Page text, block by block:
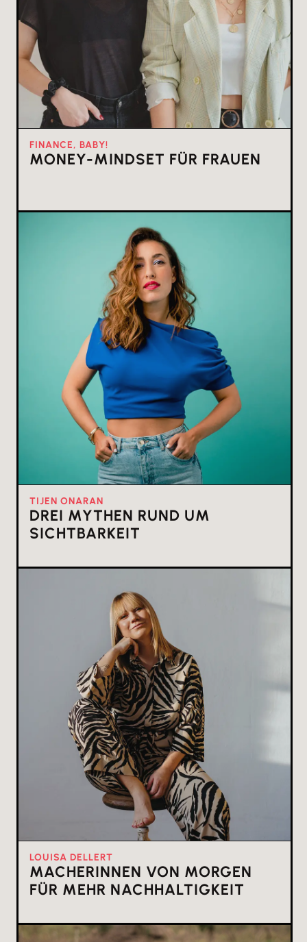
FINANCE, BABY!
MONEY-MINDSET FÜR FRAUEN
TIJEN ONARAN
DREI MYTHEN RUND UM
SICHTBARKEIT
LOUISA DELLERT
MACHERINNEN VON MORGEN
FÜR MEHR NACHHALTIGKEIT